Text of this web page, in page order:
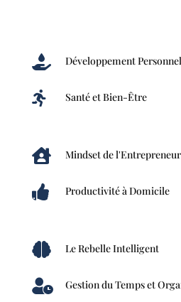
 Développement Personnel
 Santé et Bien-Être
 Mindset de
 Productivité à Domicile
 Le Rebelle Intelligent
 Gestion du Temps et